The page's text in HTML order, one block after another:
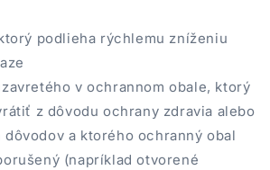
podlieha rýchlemu zníženiu
v ochrannom obale, ktorý
z dôvodu ochrany zdravia alebo
a ktorého ochranný obal
(napríklad otvorené